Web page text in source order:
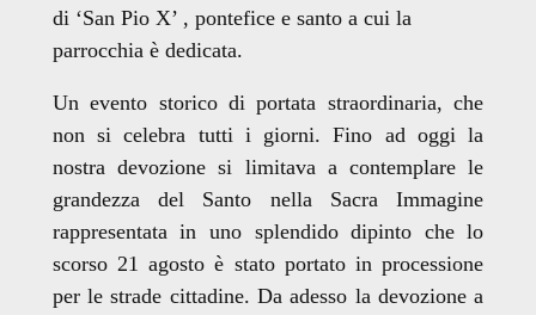
di ‘San Pio X’ , pontefice e santo a cui la
parrocchia è dedicata.
Un evento storico di portata straordinaria, che
non si celebra tutti i giorni. Fino ad oggi la
nostra devozione si limitava a contemplare le
grandezza del Santo nella Sacra Immagine
rappresentata in uno splendido dipinto che lo
scorso 21 agosto è stato portato in processione
per le strade cittadine. Da adesso la devozione a